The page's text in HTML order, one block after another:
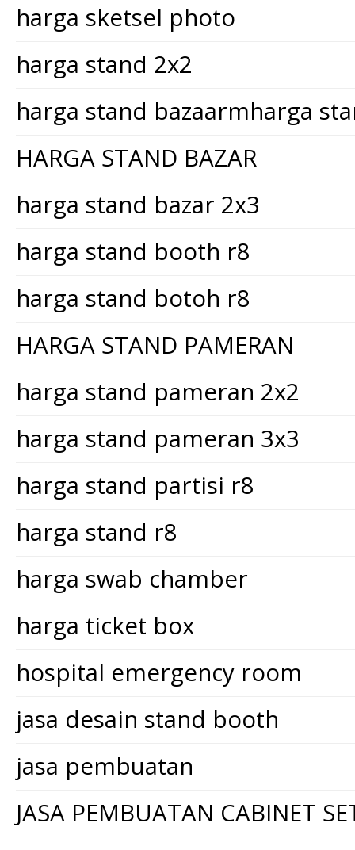
harga sketsel photo
harga stand 2x2
harga stand bazaarmharga
HARGA STAND BAZAR
harga stand bazar 2x3
harga stand booth r8
harga stand botoh r8
HARGA STAND PAMERAN
harga stand pameran 2x2
harga stand pameran 3x3
harga stand partisi r8
harga stand r8
harga swab chamber
harga ticket box
hospital emergency room
jasa desain stand booth
jasa pembuatan
JASA PEMBUATAN CABINET